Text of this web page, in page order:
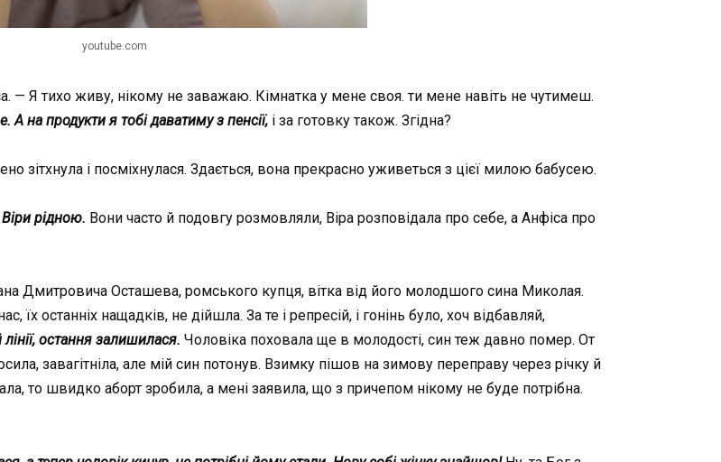
youtube.com
— Я тихо живу, нікому не заважаю. Кімнатка у мене своя. ти мене навіть не чутимеш.
А на продукти я тобі даватиму з пенсії, і за готовку також. Згідна?
зітхнула і посміхнулася. Здається, вона прекрасно уживеться з цієї милою бабусею.
рідною. Вони часто й подовгу розмовляли, Віра розповідала про себе, а Анфіса про
Дмитровича Осташева, ромського купця, вітка від його молодшого сина Миколая.
їх останніх нащадків, не дійшла. За те і репресій, і гонінь було, хоч відбавляй,
остання залишилася. Чоловіка поховала ще в молодості, син теж давно помер. От
завагітніла, але мій син потонув. Взимку пішов на зимову переправу через річку й
то швидко аборт зробила, а мені заявила, що з причепом нікому не буде потрібна.